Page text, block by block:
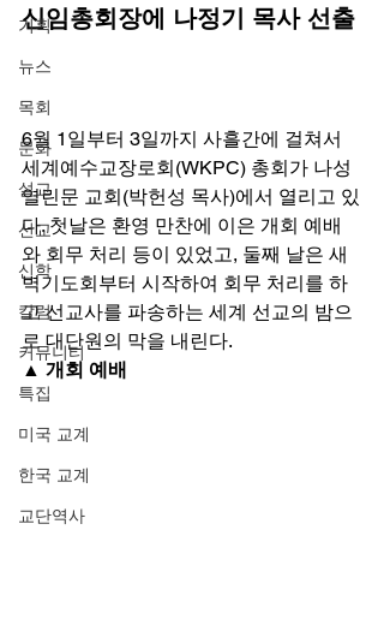
기획
뉴스
목회
문화
설교
선교
신학
칼럼
커뮤니티
특집
미국 교계
한국 교계
교단역사
신임총회장에 나정기 목사 선출
6월 1일부터 3일까지 사흘간에 걸쳐서
세계예수교장로회(WKPC) 총회가 나성
열린문 교회(박헌성 목사)에서 열리고 있
다. 첫날은 환영 만찬에 이은 개회 예배
와 회무 처리 등이 있었고, 둘째 날은 새
벽기도회부터 시작하여 회무 처리를 하
고 선교사를 파송하는 세계 선교의 밤으
로 대단원의 막을 내린다.
▲ 개회 예배